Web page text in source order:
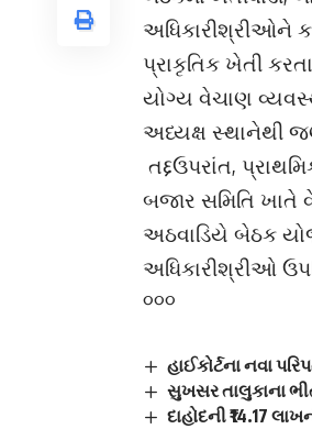
અધિકારીશ્રીઓને
પ્રાકૃતિક ખેતી
યોગ્ય વેચાણ
અધ્યક્ષ સ્થાનેથી
તદ્દઉપરાંત,
બજાર સમિતિ
અઠવાડિયે બેઠક
અધિકારીશ્રીઓ
૦૦૦
હાઈકોર્ટના નવા
સુખસર તાલુકાના
દાહોદની ₹14.17